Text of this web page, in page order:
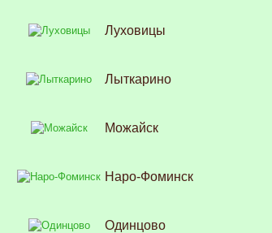
Луховицы
Лыткарино
Можайск
Наро-Фоминск
Одинцово